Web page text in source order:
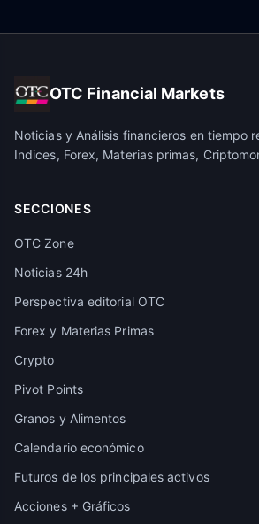
OTC Financial Markets
Noticias y Análisis financieros en tiempo
Indices, Forex, Materias primas,
SECCIONES
OTC Zone
Noticias 24h
Perspectiva editorial OTC
Forex y Materias Primas
Crypto
Pivot Points
Granos y Alimentos
Calendario económico
Futuros de los principales activos
Acciones + Gráficos